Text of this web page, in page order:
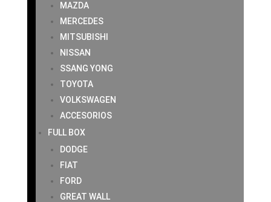
MAZDA
MERCEDES
MITSUBISHI
NISSAN
SSANG YONG
TOYOTA
VOLKSWAGEN
ACCESORIOS
FULL BOX
DODGE
FIAT
FORD
GREAT WALL